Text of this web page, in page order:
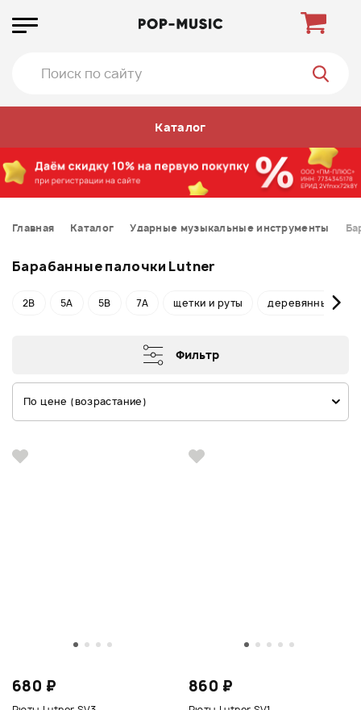
Каталог
Главная Каталог Ударные музыкальные инструменты
Барабанные палочки Lutner
2B 5A 5B 7A щетки и руты деревянные
Фильтр
По цене (возрастание)
680 ₽ 860 ₽